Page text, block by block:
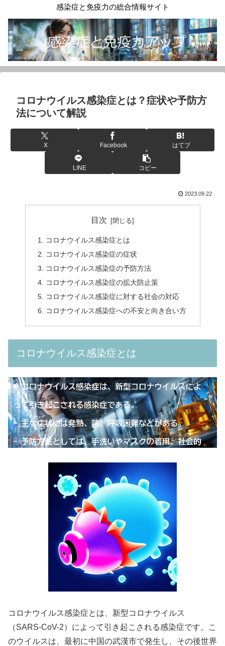
感染症と免疫力の総合情報サイト
コロナウイルス感染症とは？症状や予防方
法について解説
X Facebook はてブ
LINE コピー
2023.09.22
目次
コロナウイルス感染症とは
コロナウイルス感染症の症状
コロナウイルス感染症の予防方法
コロナウイルス感染症の拡大防止策
コロナウイルス感染症に対する社会の対応
コロナウイルス感染症への不安と向き合い方
コロナウイルス感染症とは
コロナウイルス感染症とは、新型コロナウイルス
（SARS-CoV-2）によって引き起こされる感染症です。こ
のウイルスは、最初に中国の武漢市で発生し、その後世界